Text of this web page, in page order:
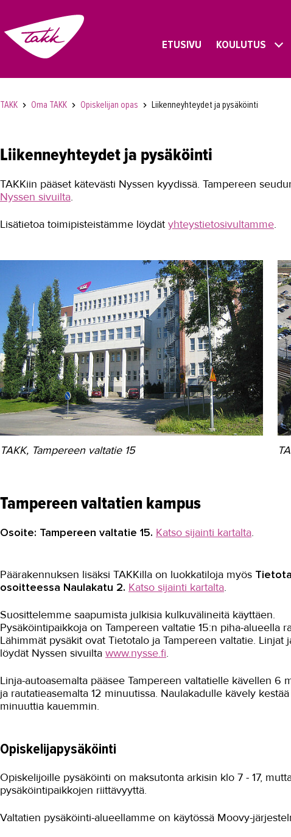
ETUSIVU KOULUTUS
TAKK Oma TAKK Opiskelijan opas Liikenneyhteydet ja pysäköinti
Liikenneyhteydet ja pysäköinti
TAKKiin pääset kätevästi Nyssen kyydissä. Tampereen
Nyssen sivuilta.
Lisätietoa toimipisteistämme löydät yhteystietosivultamme.
TAKK, Tampereen valtatie 15
Tampereen valtatien kampus
Osoite: Tampereen valtatie 15. Katso sijainti kartalta.
Päärakennuksen lisäksi TAKKilla on luokkatiloja myös
osoitteessa Naulakatu 2. Katso sijainti kartalta.
Suosittelemme saapumista julkisia kulkuvälineitä käyttäen.
Pysäköintipaikkoja on Tampereen valtatie 15:n piha-alueella
Lähimmät pysäkit ovat Tietotalo ja Tampereen valtatie. Linjat
löydät Nyssen sivuilta www.nysse.fi.
Linja-autoasemalta pääsee Tampereen valtatielle kävellen 6
ja rautatieasemalta 12 minuutissa. Naulakadulle kävely
minuuttia kauemmin.
Opiskelijapysäköinti
Opiskelijoille pysäköinti on maksutonta arkisin klo 7 - 17,
pysäköintipaikkojen riittävyyttä.
Valtatien pysäköinti-alueellamme on käytössä Moovy-